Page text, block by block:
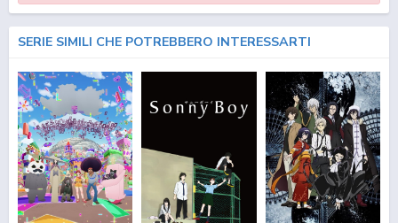
SERIE SIMILI CHE POTREBBERO INTERESSARTI